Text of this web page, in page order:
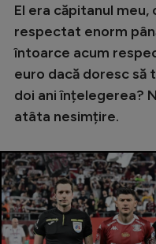
El era căpitanul meu,
respectat enorm
întoarce acum
euro dacă doresc să
doi ani înțelegerea?
atâta nesimțire.